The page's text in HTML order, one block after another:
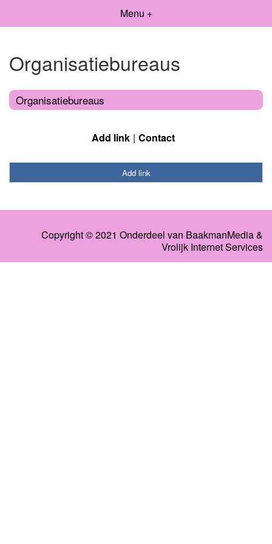
Menu +
Organisatiebureaus
Organisatiebureaus
Add link Contact
Add link
Copyright © 2021 Onderdeel van BaakmanMedia&
Vrolijk Internet Services